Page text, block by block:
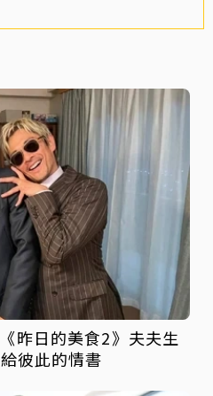
昨日的美食2》夫夫生
彼此的情書